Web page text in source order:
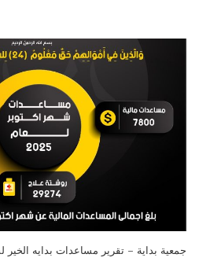
جمعية بداية – تقرير مساعدات بدايه الخير